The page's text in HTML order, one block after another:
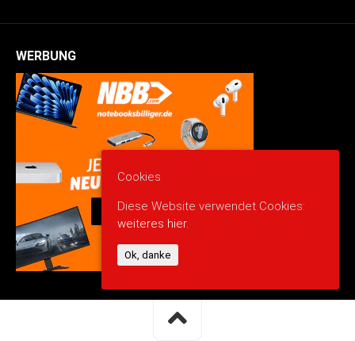
WERBUNG
Cookies
Diese Website verwendet Cookies:
weiteres hier.
Ok, danke